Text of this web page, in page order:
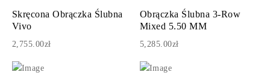
Skręcona Obrączka Ślubna
Vivo
2,755.00zł
Obrączka Ślubna 3-Row
Mixed 5.50 MM
5,285.00zł